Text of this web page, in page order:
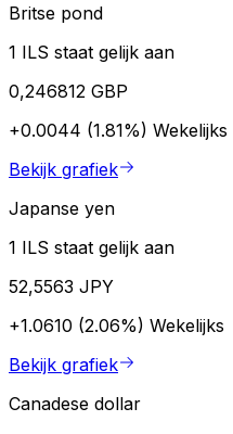
Britse pond
1 ILS staat gelijk aan
0,246812 GBP
+0.0044 (1.81%) Wekelijks
Bekijk grafiek
Japanse yen
1 ILS staat gelijk aan
52,5563 JPY
+1.0610 (2.06%) Wekelijks
Bekijk grafiek
Canadese dollar